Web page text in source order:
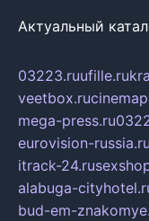
Актуальный
03223.ruufille.ru
veetbox.ru
mega-press.ru
eurovision-russia.ru
itrack-24.ru
alabuga-
bud-em-